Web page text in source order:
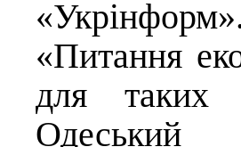
«Питання
для таких
Одеський